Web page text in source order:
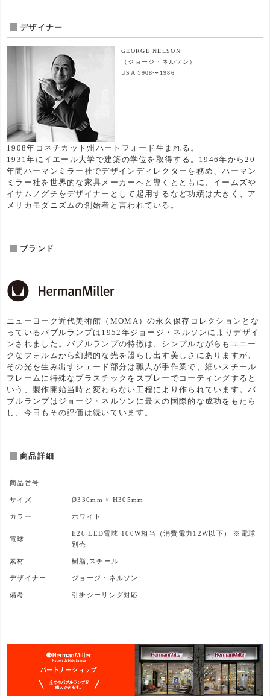
デザイナー
GEORGE NELSON
（ジョージ・ネルソン）
USA 1908〜1986
1908年コネチカット州ハートフォード生まれる。
1931年にイエール大学で建築の学位を取得する。1946年から20
年間ハーマンミラー社でデザインディレクターを務め、ハーマン
ミラー社を世界的な家具メーカーへと導くとともに、イームズや
イサムノグチをデザイナーとして起用するなど功績は大きく、ア
メリカモダニズムの創始者と言われている。
ブランド
ニューヨーク近代美術館（MOMA）の永久保存コレクションとな
っているバブルランプは1952年ジョージ・ネルソンによりデザイ
ンされました。バブルランプの特徴は、シンプルながらもユニー
クなフォルムから幻想的な光を照らし出す美しさにありますが、
その光を生み出すシェード部分は職人が手作業で、細いスチール
フレームに特殊なプラスチックをスプレーでコーティングすると
いう、製作開始当時と変わらない工程により作られています。バ
ブルランプはジョージ・ネルソンに最大の国際的な成功をもたら
し、今日もその評価は続いています。
商品詳細
商品番号
サイズ Ø330mm × H305mm
カラー ホワイト
電球
E26 LED電球 100W相当（消費電力12W以下） ※電球
別売
素材 樹脂,スチール
デザイナー ジョージ・ネルソン
備考 引掛シーリング対応